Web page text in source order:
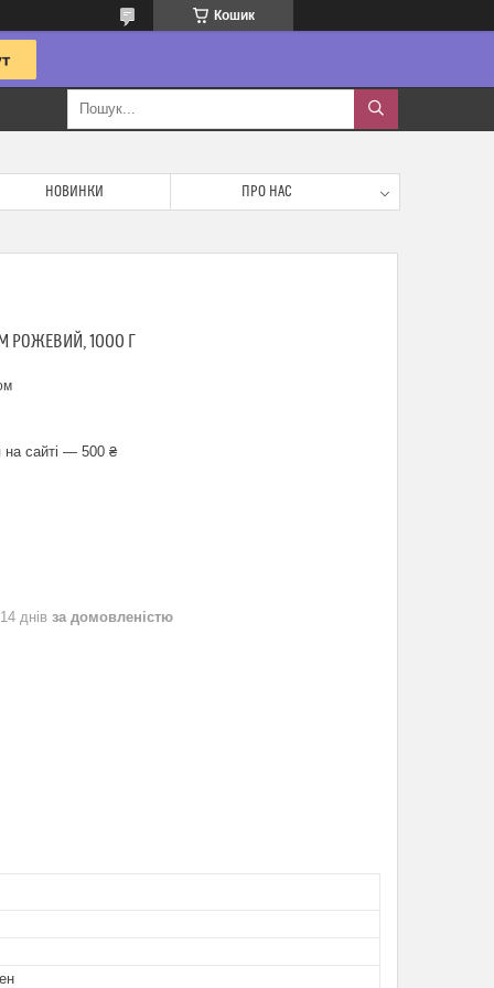
Кошик
НОВИНКИ ПРО НАС
РОЖЕВИЙ, 1000 Г
на сайті — 500 ₴
днів за домовленістю